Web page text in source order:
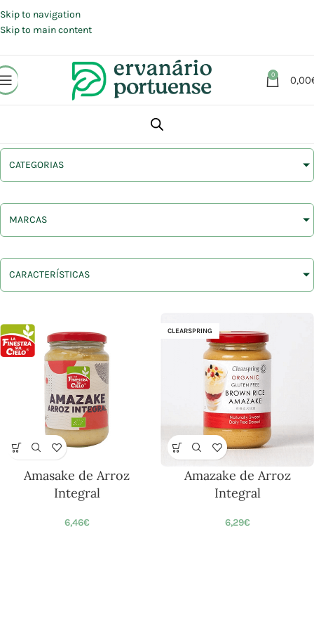
Skip to navigation
Skip to main content
0 0,00
CATEGORIAS
MARCAS
CARACTERÍSTICAS
Amasake de Arroz
Integral
6,46€
CLEARSPRING
Amazake de Arroz
Integral
6,29€